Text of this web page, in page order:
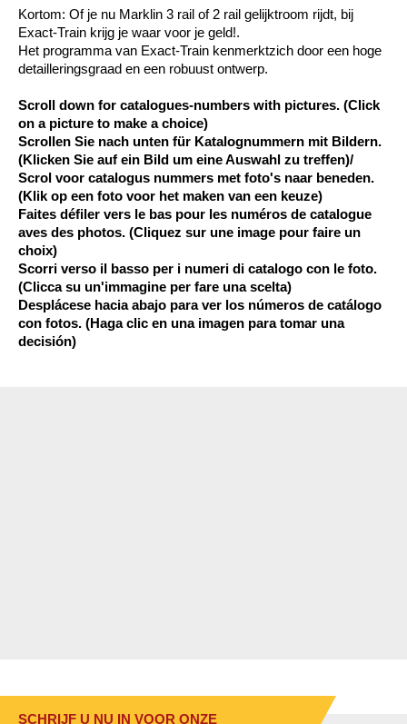
Kortom: Of je nu Marklin 3 rail of 2 rail gelijktroom rijdt, bij
Exact-Train krijg je waar voor je geld!.
Het programma van Exact-Train kenmerktzich door een hoge
detailleringsgraad en een robuust ontwerp.
Scroll down for catalogues-numbers with pictures. (Click
on a picture to make a choice)
Scrollen Sie nach unten für Katalognummern mit Bildern.
(Klicken Sie auf ein Bild um eine Auswahl zu treffen)/
Scrol voor catalogus nummers met foto's naar beneden.
(Klik op een foto voor het maken van een keuze)
Faites défiler vers le bas pour les numéros de catalogue
aves des photos. (Cliquez sur une image pour faire un
choix)
Scorri verso il basso per i numeri di catalogo con le foto.
(Clicca su un'immagine per fare una scelta)
Desplácese hacia abajo para ver los números de catálogo
con fotos. (Haga clic en una imagen para tomar una
decisión)
SCHRIJF U NU IN VOOR ONZE